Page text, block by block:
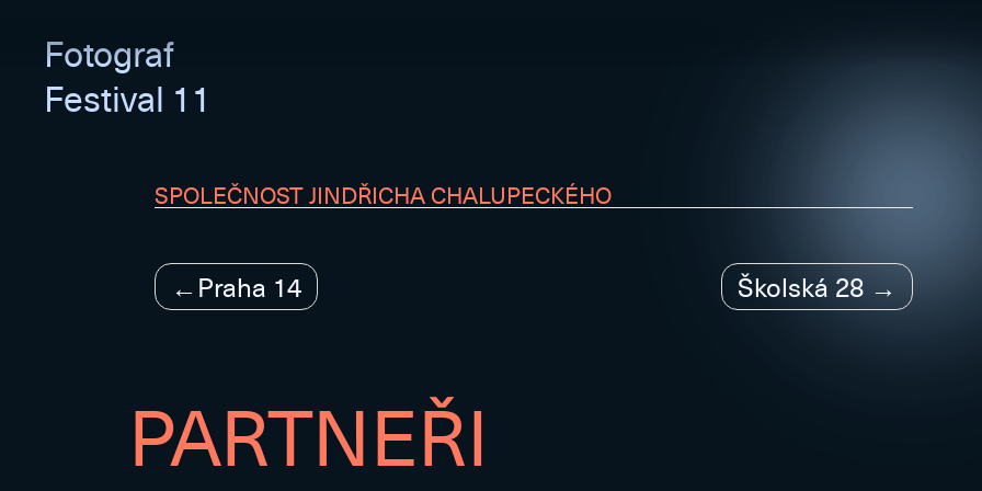
Fotograf
Festival 11
SPOLEČNOST JINDŘICHA CHALUPECKÉHO
Navigace
pro
Praha 14 Školská 28
PARTNEŘI